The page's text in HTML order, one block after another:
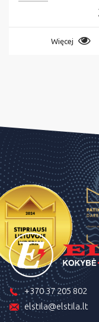
Więcej
+370 37 205 802
elstila@elstila.lt